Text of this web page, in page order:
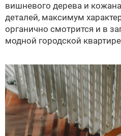
вишневого дерева и
деталей, максимум
органично смотрится и в
модной городской